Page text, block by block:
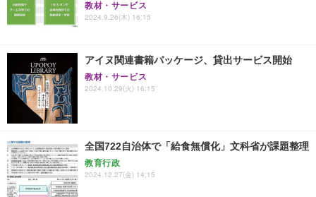
教材・サービス
2024.9.26(木) 16:15
アイヌ関連書籍パッケージ、貸出サービス開始
教材・サービス
2024.10.29(火) 16:15
全国722自治体で「給食無償化」文科省が課題整理
教育行政
2024.12.27(金) 14:15